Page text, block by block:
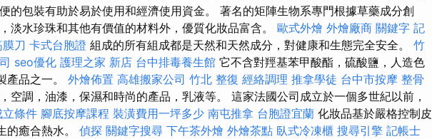
的包裝有助於易於使用和經濟使用資金。 著名的矩陣生物系專門根據草藥成分創
淡水珍珠和其他有價值的材料外，優質化妝品富含。 歐式外燴 外燴廠商 關鍵字 記
刀 卡式台胞證 組成的所有組成都是天然和天然成分，對健康和生態完全安全。 竹
seo優化 護理之家 新店 台中排毒養生館 它不含對羥基苯甲酸酯，硫酸鹽，人造色
產品之一。 外燴佈置 高雄搬家公司 竹北 整復 經絡調理 推拿學徒 台中市按摩 整骨
空調，油漆，保濕和時尚的產品，乳液等。 這家法國公司成立於一個多世紀以前，
條件 腳底按摩課程 裝潢費用一坪多少 南屯推拿 台胞證宜蘭 化妝品基於嚴格控制皮
的癒合熱水。 偵探 關鍵字搜尋 下午茶外燴 外燴茶點 臥式冷凍櫃 搜尋引擎 記帳士